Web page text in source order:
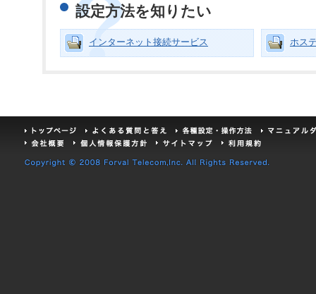
設定方法を知りたい
インターネット接続サービス ホス